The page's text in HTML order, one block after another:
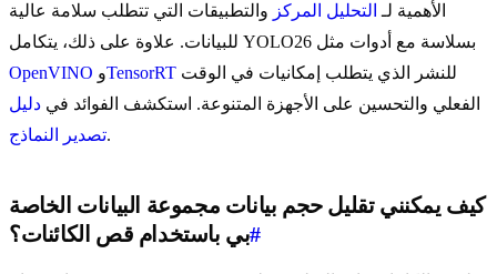
الأهمية لـ التحليل المركز والتطبيقات التي تتطلب سلامة عالية
للبيانات. علاوة على ذلك، يتكامل YOLO26 بسلاسة مع أدوات مثل
OpenVINO وTensorRT
الفعلي والتحسين على الأجهزة المتنوعة. استكشف الفوائد في دليل
تصدير النماذج.
كيف يمكنني تقليل حجم بيانات مجموعة البيانات الخاصة
بي باستخدام قص الكائنات؟#